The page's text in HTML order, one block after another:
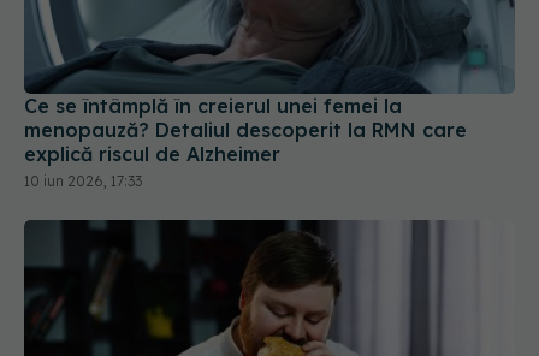
Ce se întâmplă în creierul unei femei la
menopauză? Detaliul descoperit la RMN care
explică riscul de Alzheimer
10 iun 2026, 17:33